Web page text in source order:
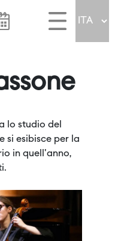
lo studio del
si esibisce per la
in quell'anno,